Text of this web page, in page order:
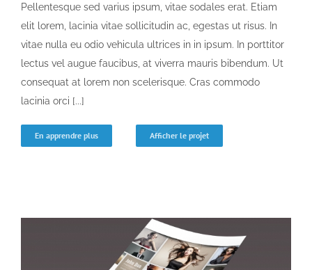
Pellentesque sed varius ipsum, vitae sodales erat. Etiam
elit lorem, lacinia vitae sollicitudin ac, egestas ut risus. In
vitae nulla eu odio vehicula ultrices in in ipsum. In porttitor
lectus vel augue faucibus, at viverra mauris bibendum. Ut
consequat at lorem non scelerisque. Cras commodo
lacinia orci [...]
En apprendre plus Afficher le projet